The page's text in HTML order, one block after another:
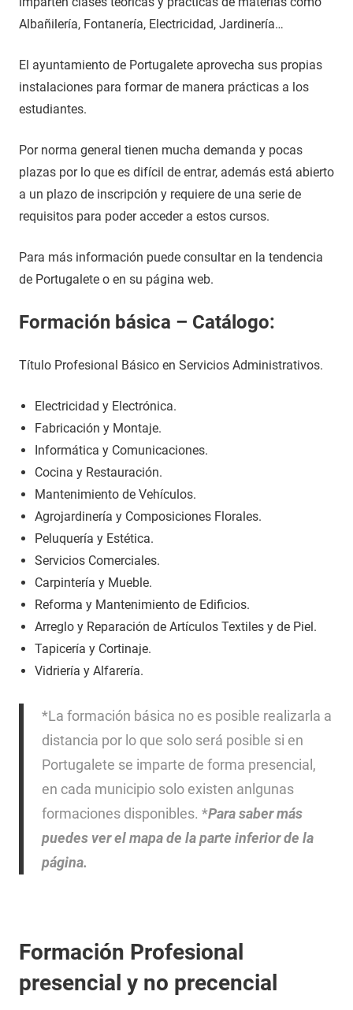
Albañilería, Fontanería, Electricidad, Jardinería…
El ayuntamiento de Portugalete aprovecha sus propias
instalaciones para formar de manera prácticas a los
estudiantes.
Por norma general tienen mucha demanda y pocas
plazas por lo que es difícil de entrar, además está abierto
a un plazo de inscripción y requiere de una serie de
requisitos para poder acceder a estos cursos.
Para más información puede consultar en la tendencia
de Portugalete o en su página web.
Formación básica – Catálogo:
Título Profesional Básico en Servicios Administrativos.
Electricidad y Electrónica.
Fabricación y Montaje.
Informática y Comunicaciones.
Cocina y Restauración.
Mantenimiento de Vehículos.
Agrojardinería y Composiciones Florales.
Peluquería y Estética.
Servicios Comerciales.
Carpintería y Mueble.
Reforma y Mantenimiento de Edificios.
Arreglo y Reparación de Artículos Textiles y de Piel.
Tapicería y Cortinaje.
Vidriería y Alfarería.
*La formación básica no es posible realizarla a
distancia por lo que solo será posible si en
Portugalete se imparte de forma presencial,
en cada municipio solo existen anlgunas
formaciones disponibles. *Para saber más
puedes ver el mapa de la parte inferior de la
página.
Formación Profesional
presencial y no precencial